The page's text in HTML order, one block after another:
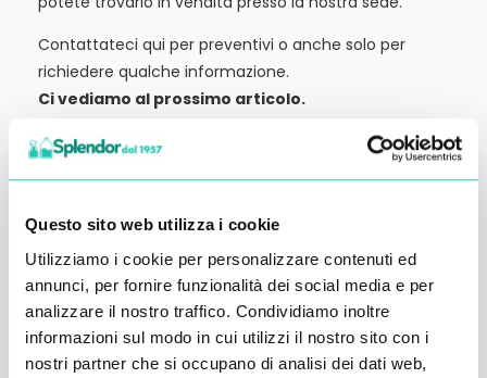
Questo sito web utilizza i cookie
Utilizziamo i cookie per personalizzare contenuti ed
annunci, per fornire funzionalità dei social media e per
analizzare il nostro traffico. Condividiamo inoltre
informazioni sul modo in cui utilizzi il nostro sito con i
nostri partner che si occupano di analisi dei dati web,
Contattateci qui per preventivi o anche solo per
richiedere qualche informazione.
Ci vediamo al prossimo articolo.
Alessandro Alfonsetti
Inserisci i tuoi dati qui, ti ricontatteremo
entro 48 ore